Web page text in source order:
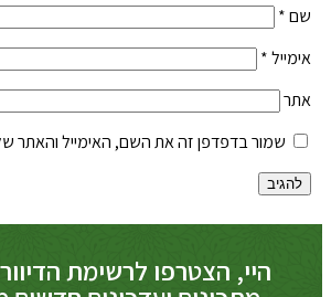
שם*
אימייל*
אתר
שמור בדפדפן זה את השם, האימייל והאתר
היי, הצטרפו לרשימת